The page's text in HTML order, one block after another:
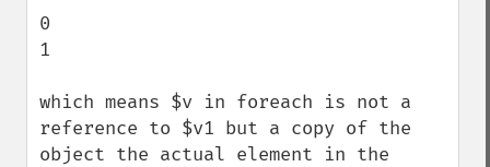
0
1
which means $v in foreach is not a
reference to $v1 but a copy of the
object the actual element in the